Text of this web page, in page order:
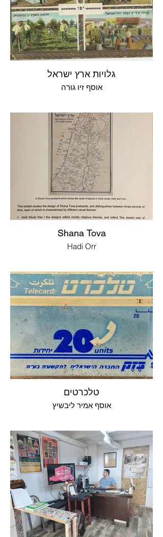
גלויות ארץ ישראל
אוסף זיו גורה
Shana Tova
Hadi Orr
טלכרטים
אוסף אמיר ליבשיץ